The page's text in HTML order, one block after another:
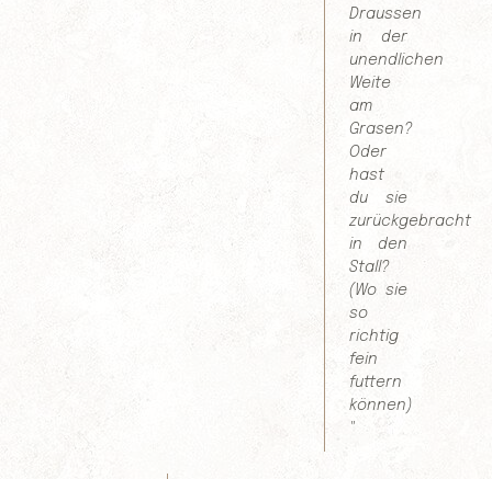
Draussen
in der
unendlichen
Weite
am
Grasen?
Oder
hast
du sie
zurückgebracht
in den
Stall?
(Wo sie
so
richtig
fein
futtern
können)
"